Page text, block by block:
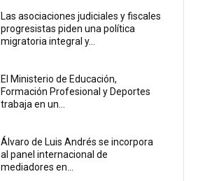
Las asociaciones judiciales y fiscales
progresistas piden una política
migratoria integral y...
El Ministerio de Educación,
Formación Profesional y Deportes
trabaja en un...
Álvaro de Luis Andrés se incorpora
al panel internacional de
mediadores en...